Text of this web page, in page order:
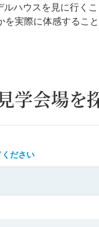
ルハウスを見に行く
を実際に体感すること
学会場を
ださい